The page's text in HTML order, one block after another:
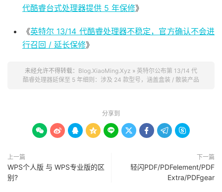
代酷睿台式处理器提供 5 年保修》
《英特尔 13/14 代酷睿处理器不稳定，官方确认不会进
行召回 / 延长保修》
未经允许不得转载： Blog.XiaoMing.Xyz » 英特尔公布第 13/14 代
酷睿处理器延保至 5 年细则：涉及 24 款型号，涵盖盒装 / 散装产品
分享到
        
上一篇
WPS个人版 与 WPS专业版的区
别?
下一篇
轻闪PDF/PDFelement/PDF
Extra/PDFgear